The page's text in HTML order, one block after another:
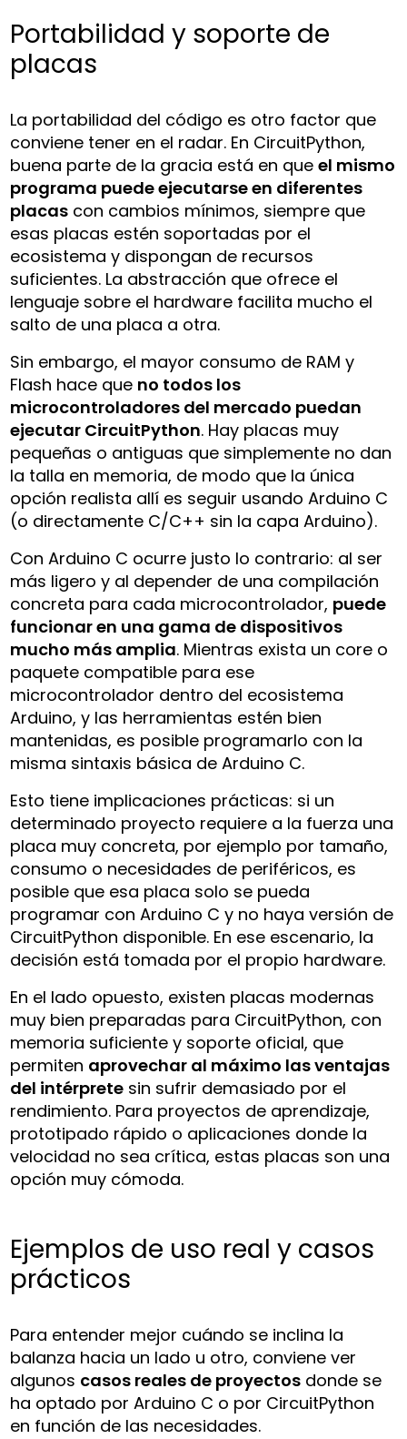
Portabilidad y soporte de
placas
La portabilidad del código es otro factor que
conviene tener en el radar. En CircuitPython,
buena parte de la gracia está en queel mismo
programa puede ejecutarse en diferentes
placas con cambios mínimos, siempre que
esas placas estén soportadas por el
ecosistema y dispongan de recursos
suficientes. La abstracción que ofrece el
lenguaje sobre el hardware facilita mucho el
salto de una placa a otra.
Sin embargo, el mayor consumo de RAM y
Flash hace que no todos los
microcontroladores del mercado puedan
ejecutar CircuitPython. Hay placas muy
pequeñas o antiguas que simplemente no dan
la talla en memoria, de modo que la única
opción realista allí es seguir usando Arduino C
(o directamente C/C++ sin la capa Arduino).
Con Arduino C ocurre justo lo contrario: al ser
más ligero y al depender de una compilación
concreta para cada microcontrolador, puede
funcionar en una gama de dispositivos
mucho más amplia. Mientras exista un core o
paquete compatible para ese
microcontrolador dentro del ecosistema
Arduino, y las herramientas estén bien
mantenidas, es posible programarlo con la
misma sintaxis básica de Arduino C.
Esto tiene implicaciones prácticas: si un
determinado proyecto requiere a la fuerza una
placa muy concreta, por ejemplo por tamaño,
consumo o necesidades de periféricos, es
posible que esa placa solo se pueda
programar con Arduino C y no haya versión de
CircuitPython disponible. En ese escenario, la
decisión está tomada por el propio hardware.
En el lado opuesto, existen placas modernas
muy bien preparadas para CircuitPython, con
memoria suficiente y soporte oficial, que
permiten aprovechar al máximo las ventajas
del intérprete sin sufrir demasiado por el
rendimiento. Para proyectos de aprendizaje,
prototipado rápido o aplicaciones donde la
velocidad no sea crítica, estas placas son una
opción muy cómoda.
Ejemplos de uso real y casos
prácticos
Para entender mejor cuándo se inclina la
balanza hacia un lado u otro, conviene ver
algunos casos reales de proyectos donde se
ha optado por Arduino C o por CircuitPython
en función de las necesidades.